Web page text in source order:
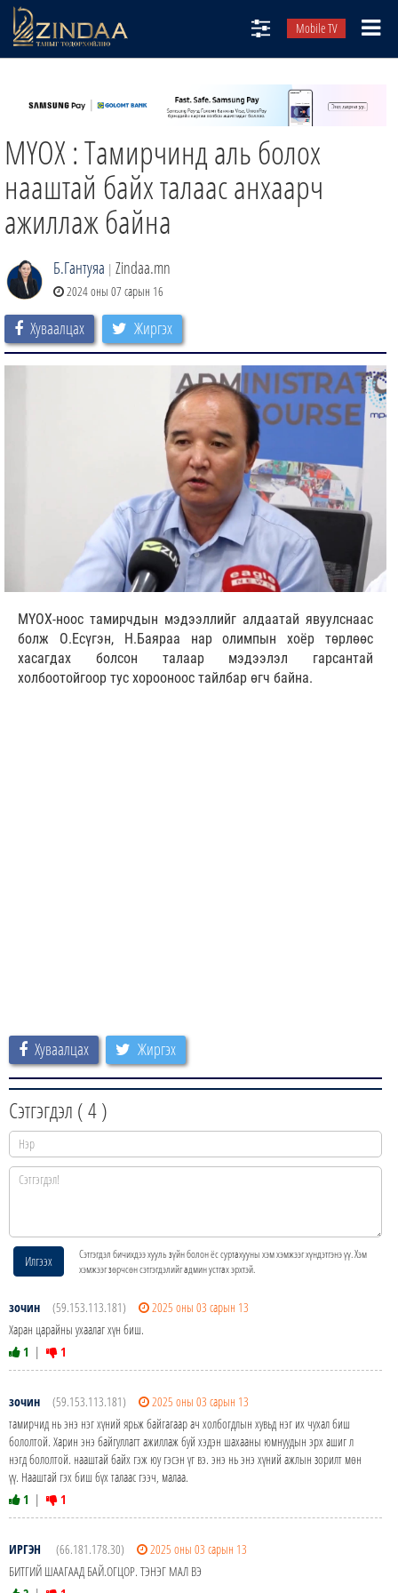
Mobile TV
ТВ8
ӨГЛӨӨНИЙ СОНИН
АУДИО ЗОХИОЛ
МҮОХ : Тамирчинд аль болох
нааштай байх талаас анхаарч
ажиллаж байна
Б.Гантуяа | Zindaa.mn
2024 оны 07 сарын 16
Хуваалцах Жиргэх
МҮОХ-ноос тамирчдын мэдээллийг алдаатай явуулснаас
болж О.Есүгэн, Н.Баяраа нар олимпын хоёр төрлөөс
хасагдах болсон талаар мэдээлэл гарсантай
холбоотойгоор тус хорооноос тайлбар өгч байна.
Хуваалцах Жиргэх
Сэтгэгдэл (4)
Илгээх
Сэтгэгдэл бичихдээ хууль зүйн болон ёс суртахууны хэм хэмжээг хүндэтгэнэ үү. Хэм
хэмжээг зөрчсөн сэтгэгдэлийг админ устгах эрхтэй.
зочин (59.153.113.181)
2025 оны 03 сарын 13
Харан царайны ухаалаг хүн биш.
1 | 1
зочин (59.153.113.181)
2025 оны 03 сарын 13
тамирчид нь энэ нэг хүний ярьж байгагаар ач холбогдлын хувьд нэг их чухал биш
бололтой. Харин энэ байгуллагт ажиллаж буй хэдэн шахааны юмнуудын эрх ашиг л
нэгд бололтой. нааштай байх гэж юу гэсэн үг вэ. энэ нь энэ хүний ажлын зорилт мөн
үү. Нааштай гэх биш бүх талаас гээч, малаа.
1 | 1
ИРГЭН (66.181.178.30)
2025 оны 03 сарын 13
БИТГИЙ ШААГААД БАЙ.ОГЦОР. ТЭНЭГ МАЛ ВЭ